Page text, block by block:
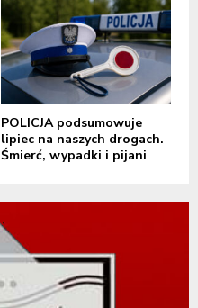
POLICJA podsumowuje
lipiec na naszych drogach.
Śmierć, wypadki i pijani